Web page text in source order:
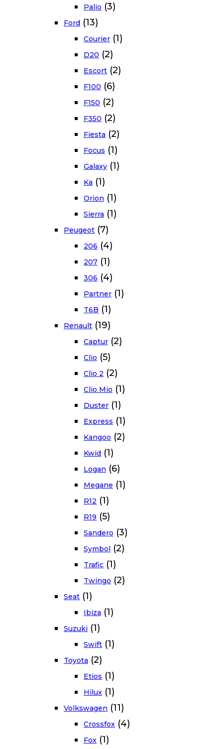
Palio (3)
Ford (13)
Courier (1)
D20 (2)
Escort (2)
F100 (6)
F150 (2)
F350 (2)
Fiesta (2)
Focus (1)
Galaxy (1)
Ka (1)
Orion (1)
Sierra (1)
Peugeot (7)
206 (4)
207 (1)
306 (4)
Partner (1)
T6B (1)
Renault (19)
Captur (2)
Clio (5)
Clio 2 (2)
Clio Mio (1)
Duster (1)
Express (1)
Kangoo (2)
Kwid (1)
Logan (6)
Megane (1)
R12 (1)
R19 (5)
Sandero (3)
Symbol (2)
Trafic (1)
Twingo (2)
Seat (1)
Ibiza (1)
Suzuki (1)
Swift (1)
Toyota (2)
Etios (1)
Hilux (1)
Volkswagen (11)
Crossfox (4)
Fox (1)